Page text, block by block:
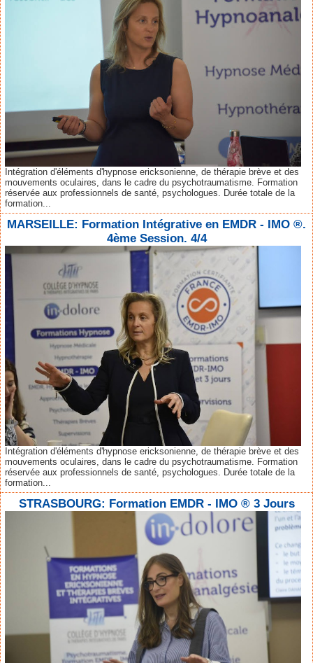
Intégration d'éléments d'hypnose ericksonienne, de thérapie brève et des
mouvements oculaires, dans le cadre du psychotraumatisme. Formation
réservée aux professionnels de santé, psychologues. Durée totale de la
formation...
MARSEILLE: Formation Intégrative en EMDR - IMO ®.
4ème Session. 4/4
Intégration d'éléments d'hypnose ericksonienne, de thérapie brève et des
mouvements oculaires, dans le cadre du psychotraumatisme. Formation
réservée aux professionnels de santé, psychologues. Durée totale de la
formation...
STRASBOURG: Formation EMDR - IMO ® 3 Jours